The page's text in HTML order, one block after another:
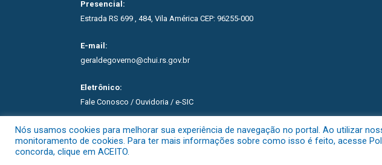
Presencial:
Estrada RS 699 , 484, Vila América CEP: 96255-000
E-mail:
geraldegoverno@chui.rs.gov.br
Eletrônico:
Fale Conosco / Ouvidoria / e-SIC
Nós usamos cookies para melhorar sua experiência de navegação no portal. Ao utilizar
monitoramento de cookies. Para ter mais informações sobre como isso é feito, acesse
concorda, clique em ACEITO.